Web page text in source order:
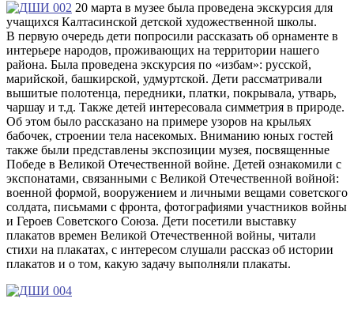
20 марта в музее была проведена экскурсия для
учащихся Калтасинской детской художественной школы.
В первую очередь дети попросили рассказать об орнаменте в
интерьере народов, проживающих на территории нашего
района. Была проведена экскурсия по «избам»: русской,
марийской, башкирской, удмуртской. Дети рассматривали
вышитые полотенца, передники, платки, покрывала, утварь,
чаршау и т.д. Также детей интересовала симметрия в природе.
Об этом было рассказано на примере узоров на крыльях
бабочек, строении тела насекомых. Вниманию юных гостей
также были представлены экспозиции музея, посвященные
Победе в Великой Отечественной войне. Детей ознакомили с
экспонатами, связанными с Великой Отечественной войной:
военной формой, вооружением и личными вещами советского
солдата, письмами с фронта, фотографиями участников войны
и Героев Советского Союза. Дети посетили выставку
плакатов времен Великой Отечественной войны, читали
стихи на плакатах, с интересом слушали рассказ об истории
плакатов и о том, какую задачу выполняли плакаты.